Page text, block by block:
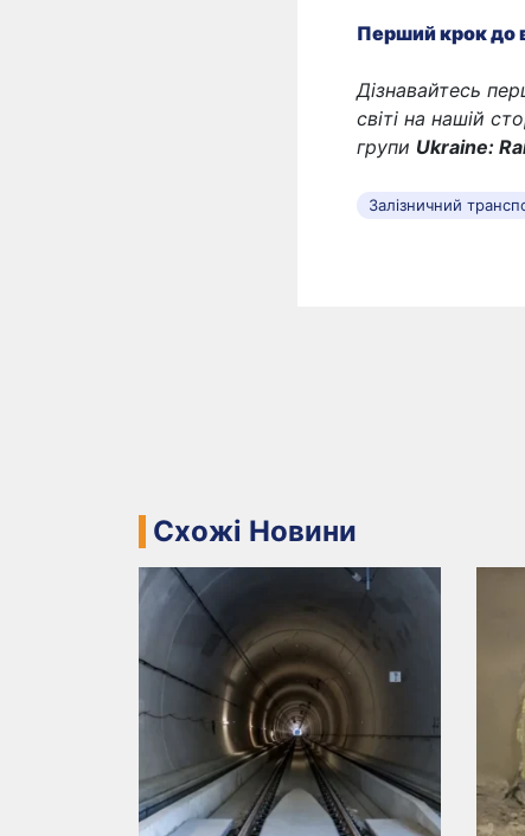
Перший крок до
Дізнавайтесь
світі на нашій
групи Ukraine:
Залізничний
Схожі Новини